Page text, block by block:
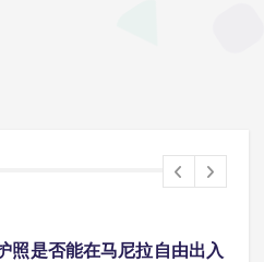
照是否能在马尼拉自由出入